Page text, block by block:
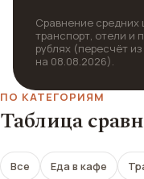
Сравнение средних
транспорт, отели и
рублях (пересчёт
на 08.08.2026).
ПО КАТЕГОРИЯМ
Таблица
Все Еда в кафе